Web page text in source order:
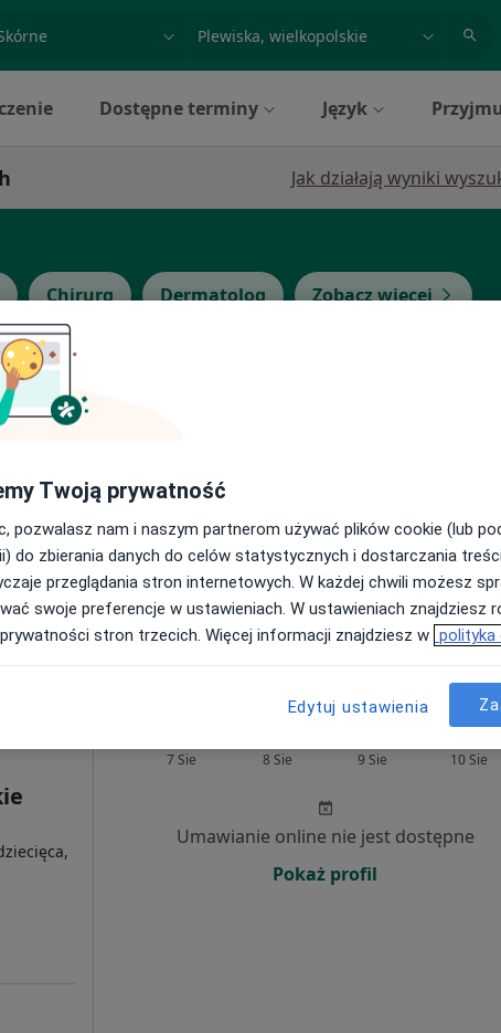
badanie lub nazwisko
Dostępne terminy Język
Jak działają wyniki
Chirurg Dermatolog Zobacz więcej
300 zł
Umawianie online nie jest dostępne
Poproś o wizytę
7 Sie 8 Sie 9 Sie 10 Sie
Umawianie online nie jest dostępne
Pokaż profil
Twoją prywatność
pozwalasz nam i naszym partnerom używać plików cookie (lub
do zbierania danych do celów statystycznych i dostarczania
przeglądania stron internetowych. W każdej chwili możesz
swoje preferencje w ustawieniach. W ustawieniach znajdziesz
stron trzecich. Więcej informacji znajdziesz w polityka
Edytuj ustawienia